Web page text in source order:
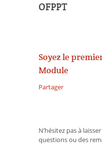
OFPPT
Soyez le
Module
Partager
N’hésitez pas à
questions ou des